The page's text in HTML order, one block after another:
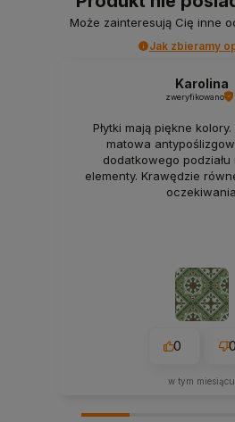
Może zainteresują Cię inne
Jak zbieramy
Karolina
zweryfikowano
Płytki mają piękne
matowa
dodatkowego podziału
elementy. Krawędzie
oczekiwania
0 0
w tym miesiącu